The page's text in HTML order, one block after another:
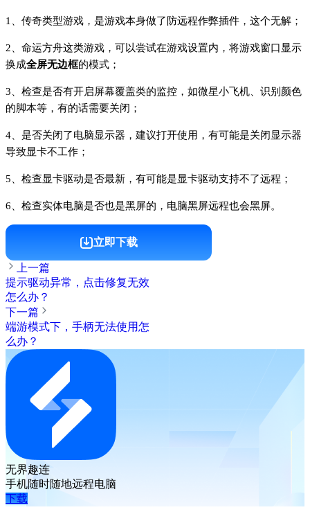
1、传奇类型游戏，是游戏本身做了防远程作弊插件，这个无解；
2、命运方舟这类游戏，可以尝试在游戏设置内，将游戏窗口显示
换成全屏无边框的模式；
3、检查是否有开启屏幕覆盖类的监控，如微星小飞机、识别颜色
的脚本等，有的话需要关闭；
4、是否关闭了电脑显示器，建议打开使用，有可能是关闭显示器
导致显卡不工作；
5、检查显卡驱动是否最新，有可能是显卡驱动支持不了远程；
6、检查实体电脑是否也是黑屏的，电脑黑屏远程也会黑屏。
立即下载
上一篇
提示驱动异常，点击修复无效
怎么办？
下一篇
端游模式下，手柄无法使用怎
么办？
无界趣连
手机随时随地远程电脑
下载